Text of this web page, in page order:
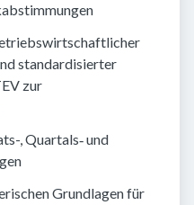
standardisierter
zur
, Quartals‑ und
Grundlagen für